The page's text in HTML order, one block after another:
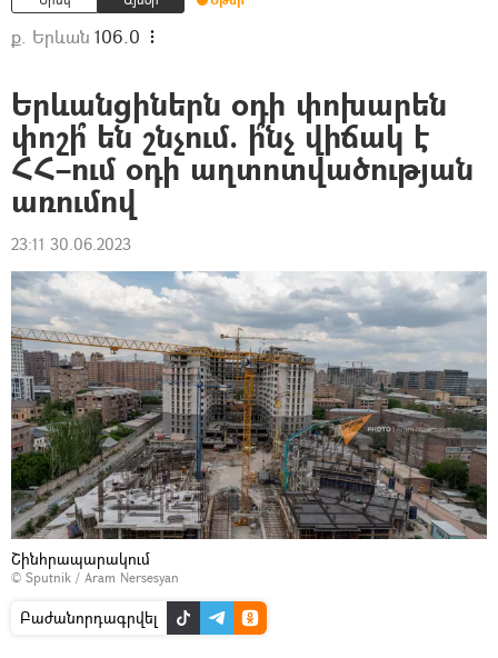
ք. Երևան 106.0
Երևանցիներն օդի փոխարեն
փոշի՞ են շնչում. ի՞նչ վիճակ է
ՀՀ–ում օդի աղտոտվածության
առումով
23:11 30.06.2023
Շինհրապարակում
© Sputnik / Aram Nersesyan
Բաժանորդագրվել